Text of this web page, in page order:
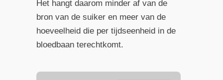
Het hangt daarom minder af van de
bron van de suiker en meer van de
hoeveelheid die per tijdseenheid in de
bloedbaan terechtkomt.